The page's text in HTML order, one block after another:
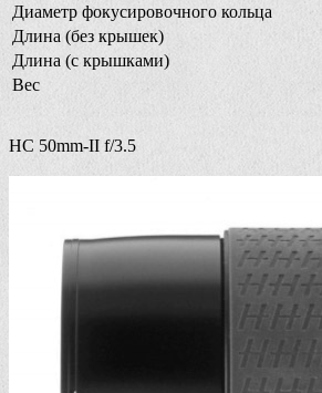
Диаметр фокусировочного кольца
Длина (без крышек)
Длина (с крышками)
Вес
HC 50mm-II f/3.5